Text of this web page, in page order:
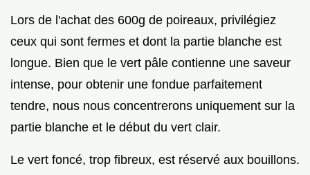
Lors de l'achat des 600g de poireaux, privilégiez
ceux qui sont fermes et dont la partie blanche est
longue. Bien que le vert pâle contienne une saveur
intense, pour obtenir une fondue parfaitement
tendre, nous nous concentrerons uniquement sur la
partie blanche et le début du vert clair.
Le vert foncé, trop fibreux, est réservé aux bouillons.